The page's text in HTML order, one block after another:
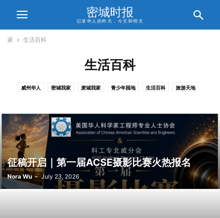
密城时报
记录华人的昨天，今天和明天
家 生活百科
生活百科
威州华人 密城我家 麦城我家 青少年园地 生活百科 旅游天地
征稿开启｜第一届ACSE摄影比赛火热报名
Nora Wu - July 23, 2026